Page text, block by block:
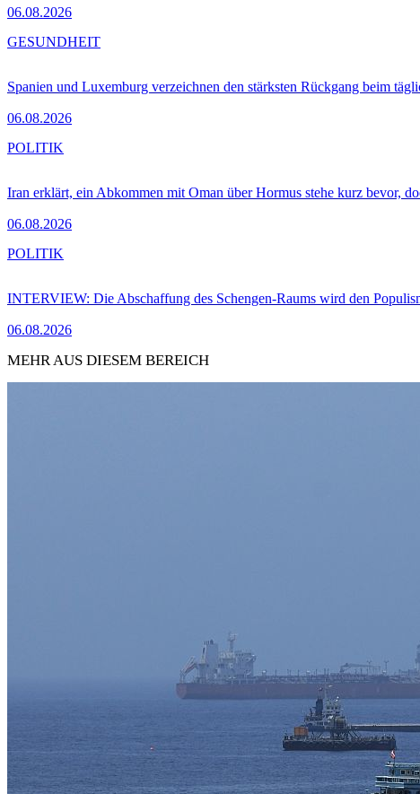
06.08.2026
Spanien und Luxemburg verzeichnen den stärksten Rückgang beim
06.08.2026
GESUNDHEIT
Iran erklärt, ein Abkommen mit Oman über Hormus stehe kurz bevor,
06.08.2026
POLITIK
INTERVIEW: Die Abschaffung des Schengen-Raums wird den
06.08.2026
POLITIK
MEHR AUS DIESEM BEREICH